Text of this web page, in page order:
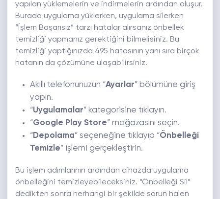
yapılan yüklemelerin ve indirmelerin ardından oluşur.
Burada uygulama yüklerken, uygulama silerken
“İşlem Başarısız” tarzı hatalar alırsanız önbellek
temizliği yapmanız gerektiğini bilmelisiniz. Bu
temizliği yaptığınızda 495 hatasının yanı sıra birçok
hatanın da çözümüne ulaşabilirsiniz.
Akıllı telefonunuzun “Ayarlar” bölümüne giriş
yapın.
“Uygulamalar” kategorisine tıklayın.
“Google Play Store” mağazasını seçin.
“Depolama” seçeneğine tıklayıp “Önbelleği
Temizle” işlemi gerçekleştirin.
Bu işlem adımlarının ardından cihazda uygulama
önbelleğini temizleyebileceksiniz. “Önbelleği Sil”
dedikten sonra herhangi bir şekilde sorun halen